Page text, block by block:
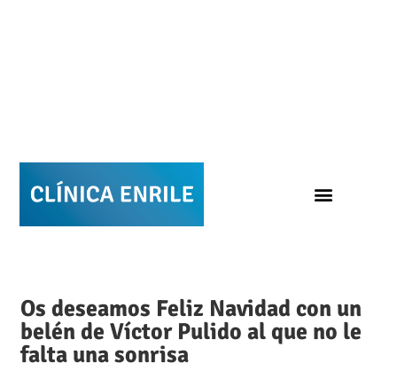
Os deseamos Feliz Navidad con un
belén de Víctor Pulido al que no le
falta una sonrisa